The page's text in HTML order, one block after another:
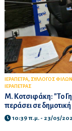
ΙΕΡΑΠΕΤΡΑ, ΣΥΛΛΟΓΟΣ
ΙΕΡΑΠΕΤΡΑΣ
Μ. Κοτσιφάκη: "Το
περάσει σε
10:39 π.μ. - 23/05/